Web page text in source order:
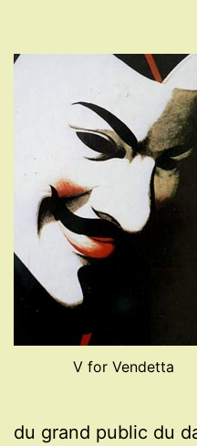
V for Vendetta
du grand public du